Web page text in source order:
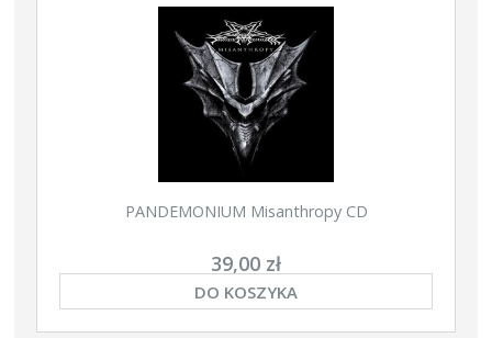
PANDEMONIUM Misanthropy CD
39,00 zł
DO KOSZYKA